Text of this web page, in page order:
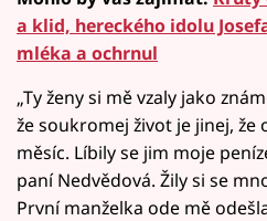
a klid, hereckého idolu
mléka a ochrnul
„Ty ženy si mě vzaly jako
že soukromej život je jinej, že
měsíc. Líbily se jim moje
paní Nedvědová. Žily si se
První manželka ode mě